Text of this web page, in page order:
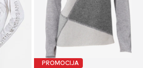
PROMOCIJA